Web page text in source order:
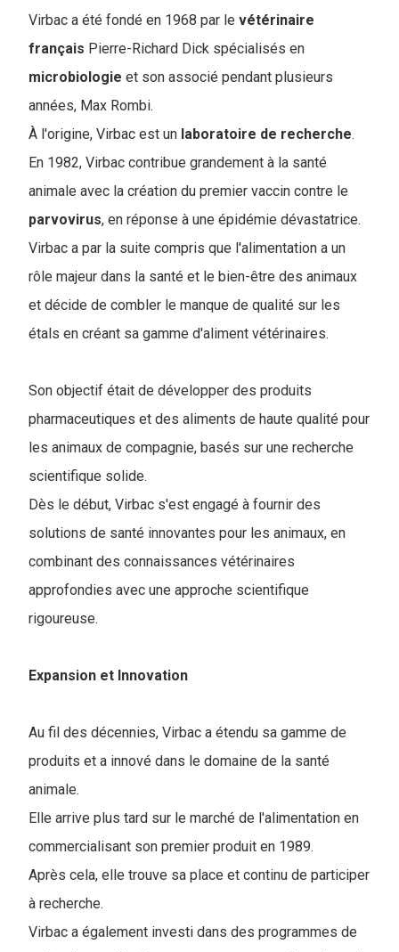
Virbac a été fondé en 1968 par le vétérinaire
français Pierre-Richard Dick spécialisés en
microbiologie et son associé pendant plusieurs
années, Max Rombi.
À l'origine, Virbac est un laboratoire de recherche.
En 1982, Virbac contribue grandement à la santé
animale avec la création du premier vaccin contre le
parvovirus, en réponse à une épidémie dévastatrice.
Virbac a par la suite compris que l'alimentation a un
rôle majeur dans la santé et le bien-être des animaux
et décide de combler le manque de qualité sur les
étals en créant sa gamme d'aliment vétérinaires.
Son objectif était de développer des produits
pharmaceutiques et des aliments de haute qualité pour
les animaux de compagnie, basés sur une recherche
scientifique solide.
Dès le début, Virbac s'est engagé à fournir des
solutions de santé innovantes pour les animaux, en
combinant des connaissances vétérinaires
approfondies avec une approche scientifique
rigoureuse.
Expansion et Innovation
Au fil des décennies, Virbac a étendu sa gamme de
produits et a innové dans le domaine de la santé
animale.
Elle arrive plus tard sur le marché de l'alimentation en
commercialisant son premier produit en 1989.
Après cela, elle trouve sa place et continu de participer
à recherche.
Virbac a également investi dans des programmes de